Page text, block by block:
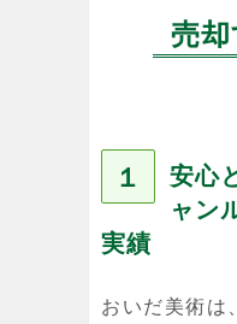
売
１
安心
ャン
実績
おいだ美術は